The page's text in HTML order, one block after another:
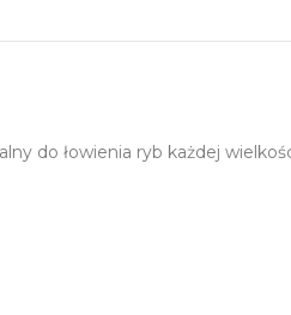
do łowienia ryb każdej